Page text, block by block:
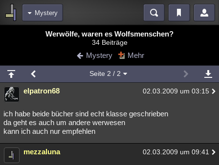
Mystery
Blogs
Chat Wiki Neuigkeiten
meine Rubriken
Menschen Wissenschaft Mystery Kriminalfälle
Spiritualität Verschwörungen Technologie Ufologie
Natur Umfragen Unterhaltung
weitere Rubriken
Philosophie
Werwölfe, waren es Wolfsmenschen?
34 Beiträge
Mystery Mehr
Seite 2 / 2
elpatron68 02.03.2009 um 03:15
ich habe beide bücher sind echt klasse geschrieben
da geht es auch um andere werwesen
kann ich auch nur empfehlen
mezzaluna 02.03.2009 um 09:41